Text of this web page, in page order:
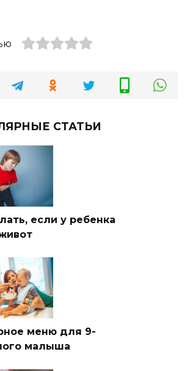
СТАТЬИ
если у ребенка
меню для 9-
малыша